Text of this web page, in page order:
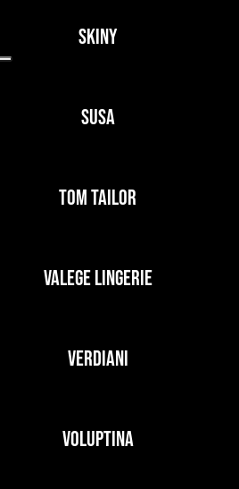
SKINY
SUSA
TOM TAILOR
VALEGE LINGERIE
VERDIANI
VOLUPTINA